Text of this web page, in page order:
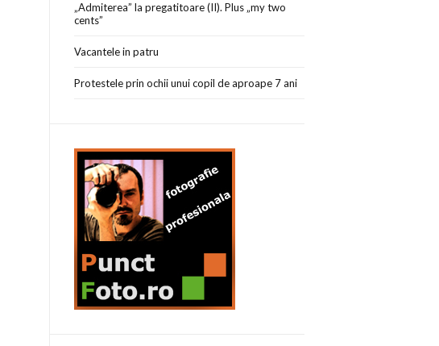
„Admiterea” la pregatitoare (II). Plus „my two
cents”
Vacantele in patru
Protestele prin ochii unui copil de aproape 7 ani